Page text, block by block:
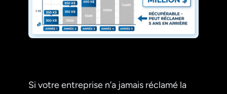
Si votre entreprise n’a jamais réclamé la